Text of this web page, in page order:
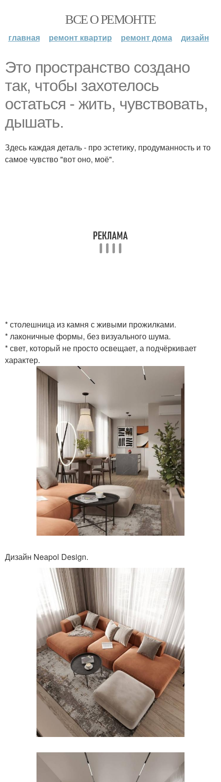
ВСЕ О РЕМОНТЕ
главная ремонт квартир ремонт дома дизайн
Это пространство создано
так, чтобы захотелось
остаться - жить, чувствовать,
дышать.
Здесь каждая деталь - про эстетику, продуманность и то
самое чувство "вот оно, моё".
* столешница из камня с живыми прожилками.
* лаконичные формы, без визуального шума.
* свет, который не просто освещает, а подчёркивает
характер.
Дизайн Neapol Design.